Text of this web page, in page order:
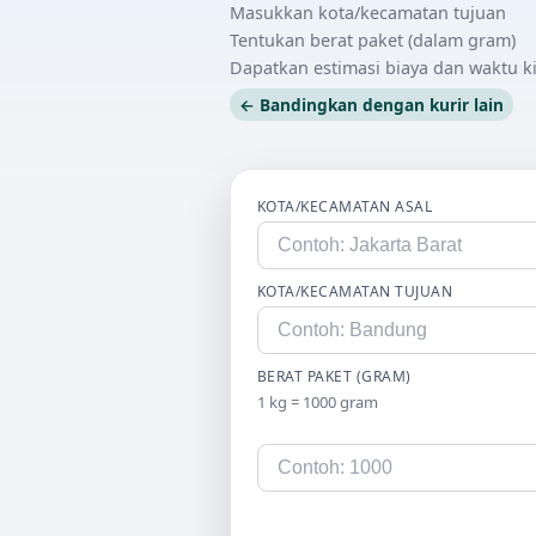
Masukkan kota/kecamatan tujuan
Tentukan berat paket (dalam gram)
Dapatkan estimasi biaya dan waktu
← Bandingkan dengan kurir lain
KOTA/KECAMATAN ASAL
KOTA/KECAMATAN TUJUAN
BERAT PAKET (GRAM)
1 kg = 1000 gram